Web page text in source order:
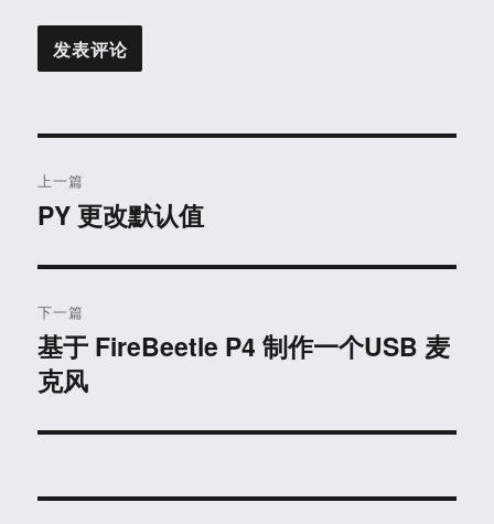
章
航
上一篇
上
文
章：
PY 更改默认值
下一篇
下
篇
章：
基于 FireBeetle P4 制作一个USB 麦
克风